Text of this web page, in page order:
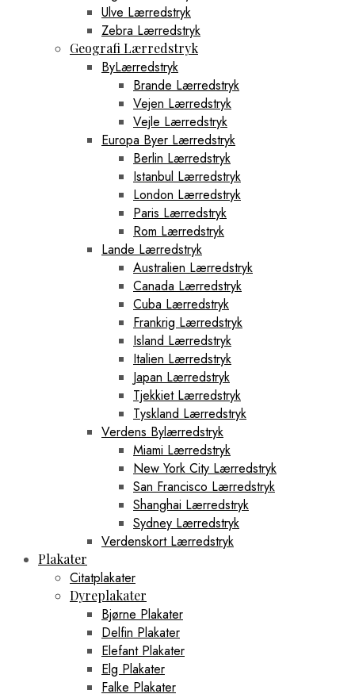
Ulve Lærredstryk
Zebra Lærredstryk
Geografi Lærredstryk
ByLærredstryk
Brande Lærredstryk
Vejen Lærredstryk
Vejle Lærredstryk
Europa Byer Lærredstryk
Berlin Lærredstryk
Istanbul Lærredstryk
London Lærredstryk
Paris Lærredstryk
Rom Lærredstryk
Lande Lærredstryk
Australien Lærredstryk
Canada Lærredstryk
Cuba Lærredstryk
Frankrig Lærredstryk
Island Lærredstryk
Italien Lærredstryk
Japan Lærredstryk
Tjekkiet Lærredstryk
Tyskland Lærredstryk
Verdens Bylærredstryk
Miami Lærredstryk
New York City Lærredstryk
San Francisco Lærredstryk
Shanghai Lærredstryk
Sydney Lærredstryk
Verdenskort Lærredstryk
Plakater
Citatplakater
Dyreplakater
Bjørne Plakater
Delfin Plakater
Elefant Plakater
Elg Plakater
Falke Plakater